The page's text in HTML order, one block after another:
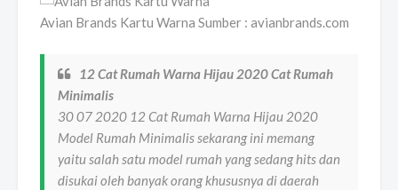
Avian Brands Kartu Warna Sumber : avianbrands.com
12 Cat Rumah Warna Hijau 2020 Cat Rumah
Minimalis
30 07 2020 12 Cat Rumah Warna Hijau 2020
Model Rumah Minimalis sekarang ini memang
yaitu salah satu model rumah yang sedang hits dan
disukai oleh banyak orang khususnya di daerah